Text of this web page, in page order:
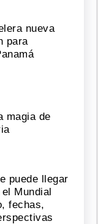
nueva
para
magia de
puede llegar
Mundial
fechas,